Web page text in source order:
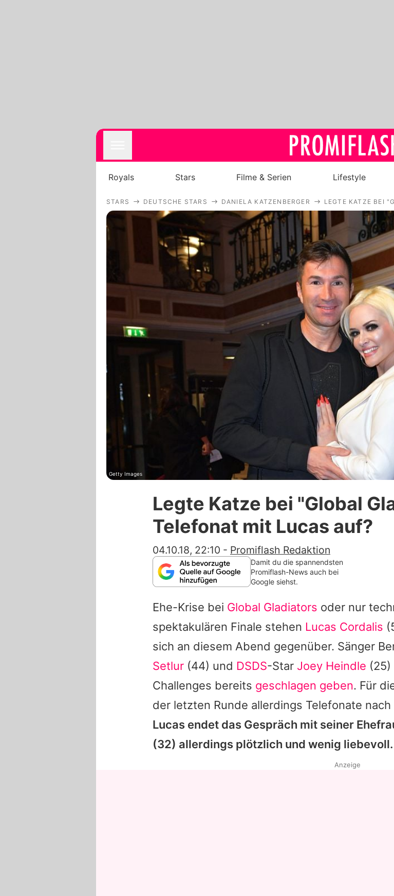
Royals
Stars
Filme & Serien
Lifestyle
Familie & Liebe
Promiflash Exklusiv
Alle Themen auf
App runterladen
Team
Redaktionelle Richtlinien
Impressum
Datenschutzerklärung
Utiq verwalten
Royals Stars Filme & Serien Lifestyle
STARS DEUTSCHE STARS DANIELA KATZENBERGER LEGTE KATZE BEI
Getty Images
Legte Katze bei "Global
Telefonat mit Lucas auf?
04.10.18, 22:10 - Promiflash Redaktion
Damit du die spannendsten
Promiflash-News auch bei
Google siehst.
Ehe-Krise bei Global Gladiators oder nur
spektakulären Finale stehen Lucas Cordalis
sich an diesem Abend gegenüber. Sänger
Setlur (44) und DSDS-Star Joey Heindle
Challenges bereits geschlagen geben. Für
der letzten Runde allerdings Telefonate nach
Lucas endet das Gespräch mit seiner
(32) allerdings plötzlich und wenig liebevoll.
Anzeige